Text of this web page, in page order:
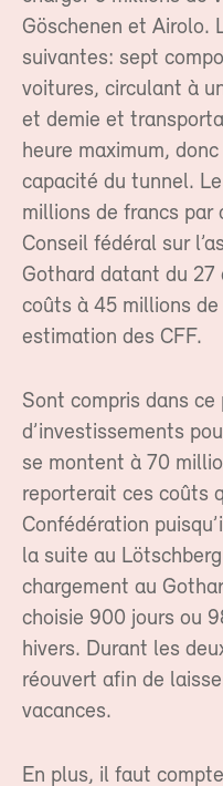
Göschenen et Airolo.
suivantes: sept
voitures, circulant à
et demie et
heure maximum,
capacité du tunnel.
millions de francs par
Conseil fédéral sur
Gothard datant du 27
coûts à 45 millions
estimation des CFF.
Sont compris dans ce
d’investissements
se montent à 70
reporterait ces coûts
Confédération
la suite au
chargement au
choisie 900 jours ou
hivers. Durant les
réouvert afin de
vacances.
En plus, il faut